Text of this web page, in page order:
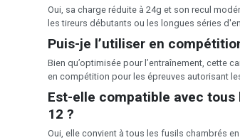
Oui, sa charge réduite à 24g et son recul
les tireurs débutants ou les longues séries
Puis-je l’utiliser en
Bien qu’optimisée pour l’entraînement, cette
en compétition pour les épreuves autorisant
Est-elle compatible avec
12 ?
Oui, elle convient à tous les fusils chambrés